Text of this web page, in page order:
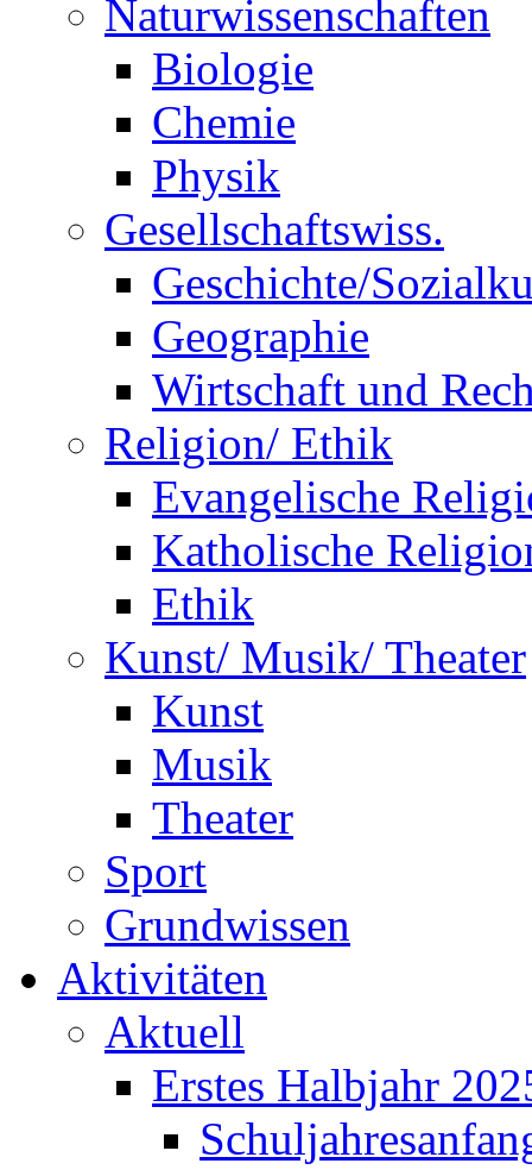
Naturwissenschaften
Biologie
Chemie
Physik
Gesellschaftswiss.
Geschichte/
Geographie
Wirtschaft und
Religion/ Ethik
Evangelische
Katholische
Ethik
Kunst/ Musik/ Theater
Kunst
Musik
Theater
Sport
Grundwissen
Aktivitäten
Aktuell
Erstes Halbjahr